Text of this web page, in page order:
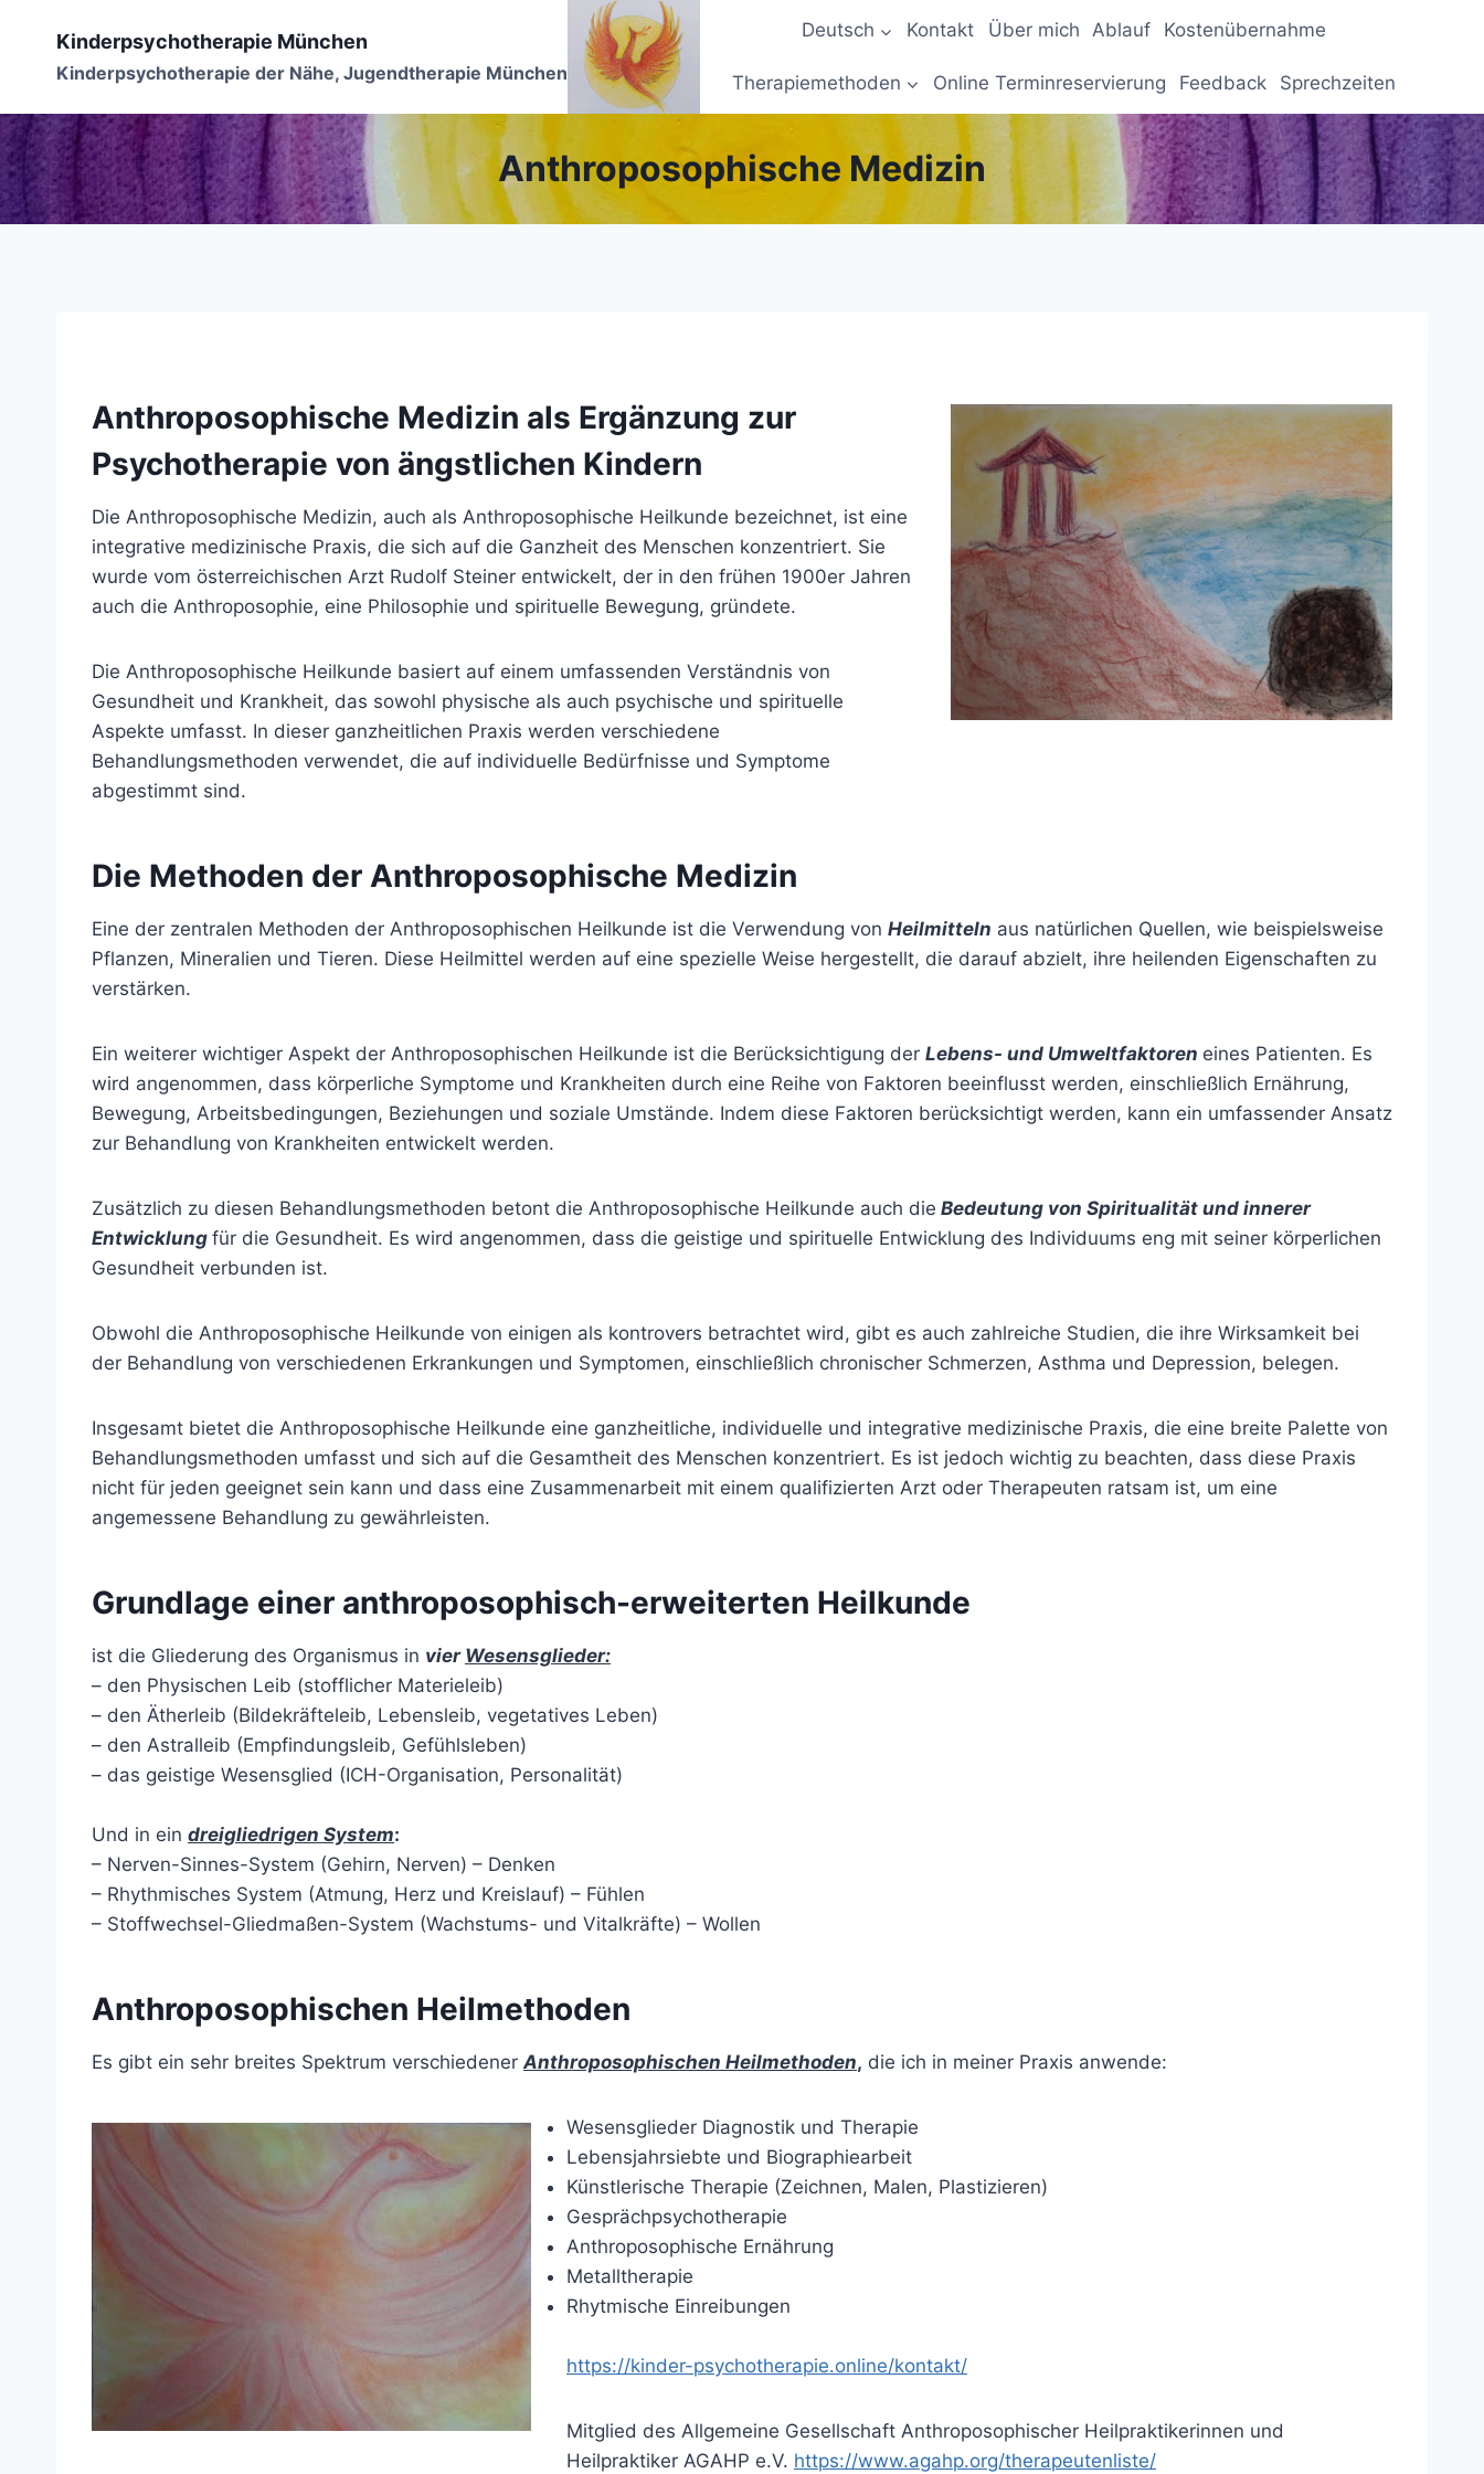
springen
Kinderpsychotherapie München
Kinderpsychotherapie der Nähe, Jugendtherapie München
Deutsch Kontakt Über mich Ablauf Kostenübernahme
Therapiemethoden Online Terminreservierung Feedback Sprechzeiten
Anthroposophische Medizin
Anthroposophische Medizin als Ergänzung zur
Psychotherapie von ängstlichen Kindern
Die Anthroposophische Medizin, auch als Anthroposophische Heilkunde bezeichnet, ist eine
integrative medizinische Praxis, die sich auf die Ganzheit des Menschen konzentriert. Sie
wurde vom österreichischen Arzt Rudolf Steiner entwickelt, der in den frühen 1900er Jahren
auch die Anthroposophie, eine Philosophie und spirituelle Bewegung, gründete.
Die Anthroposophische Heilkunde basiert auf einem umfassenden Verständnis von
Gesundheit und Krankheit, das sowohl physische als auch psychische und spirituelle
Aspekte umfasst. In dieser ganzheitlichen Praxis werden verschiedene
Behandlungsmethoden verwendet, die auf individuelle Bedürfnisse und Symptome
abgestimmt sind.
Die Methoden der Anthroposophische Medizin
Eine der zentralen Methoden der Anthroposophischen Heilkunde ist die Verwendung von Heilmitteln aus natürlichen Quellen, wie beispielsweise
Pflanzen, Mineralien und Tieren. Diese Heilmittel werden auf eine spezielle Weise hergestellt, die darauf abzielt, ihre heilenden Eigenschaften zu
verstärken.
Ein weiterer wichtiger Aspekt der Anthroposophischen Heilkunde ist die Berücksichtigung der Lebens- und Umweltfaktoren eines Patienten. Es
wird angenommen, dass körperliche Symptome und Krankheiten durch eine Reihe von Faktoren beeinflusst werden, einschließlich Ernährung,
Bewegung, Arbeitsbedingungen, Beziehungen und soziale Umstände. Indem diese Faktoren berücksichtigt werden, kann ein umfassender Ansatz
zur Behandlung von Krankheiten entwickelt werden.
Zusätzlich zu diesen Behandlungsmethoden betont die Anthroposophische Heilkunde auch die Bedeutung von Spiritualität und innerer
Entwicklung für die Gesundheit. Es wird angenommen, dass die geistige und spirituelle Entwicklung des Individuums eng mit seiner körperlichen
Gesundheit verbunden ist.
Obwohl die Anthroposophische Heilkunde von einigen als kontrovers betrachtet wird, gibt es auch zahlreiche Studien, die ihre Wirksamkeit bei
der Behandlung von verschiedenen Erkrankungen und Symptomen, einschließlich chronischer Schmerzen, Asthma und Depression, belegen.
Insgesamt bietet die Anthroposophische Heilkunde eine ganzheitliche, individuelle und integrative medizinische Praxis, die eine breite Palette von
Behandlungsmethoden umfasst und sich auf die Gesamtheit des Menschen konzentriert. Es ist jedoch wichtig zu beachten, dass diese Praxis
nicht für jeden geeignet sein kann und dass eine Zusammenarbeit mit einem qualifizierten Arzt oder Therapeuten ratsam ist, um eine
angemessene Behandlung zu gewährleisten.
Grundlage einer anthroposophisch-erweiterten Heilkunde
ist die Gliederung des Organismus in vier Wesensglieder:
– den Physischen Leib (stofflicher Materieleib)
– den Ätherleib (Bildekräfteleib, Lebensleib, vegetatives Leben)
– den Astralleib (Empfindungsleib, Gefühlsleben)
– das geistige Wesensglied (ICH-Organisation, Personalität)
Und in ein dreigliedrigen System:
– Nerven-Sinnes-System (Gehirn, Nerven) – Denken
– Rhythmisches System (Atmung, Herz und Kreislauf) – Fühlen
– Stoffwechsel-Gliedmaßen-System (Wachstums- und Vitalkräfte) – Wollen
Anthroposophischen Heilmethoden
Es gibt ein sehr breites Spektrum verschiedenerAnthroposophischen Heilmethoden, die ich in meiner Praxis anwende:
Wesensglieder Diagnostik und Therapie
Lebensjahrsiebte und Biographiearbeit
Künstlerische Therapie (Zeichnen, Malen, Plastizieren)
Gesprächpsychotherapie
Anthroposophische Ernährung
Metalltherapie
Rhytmische Einreibungen
https://kinder-psychotherapie.online/kontakt/
Mitglied des Allgemeine Gesellschaft Anthroposophischer Heilpraktikerinnen und
Heilpraktiker AGAHP e.V. https://www.agahp.org/therapeutenliste/